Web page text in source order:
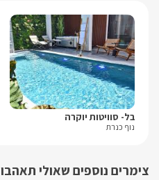
בל- סוויטות יוקרה
נוף כנרת
צימרים נוספים שאולי תאהבו